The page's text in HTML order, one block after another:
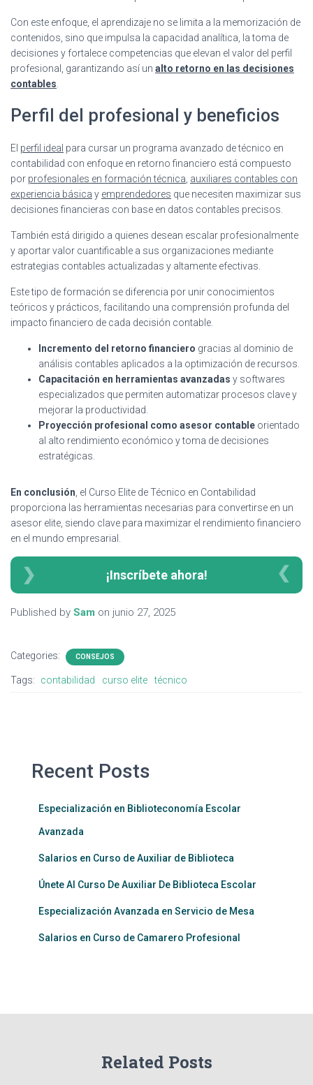
Con este enfoque, el aprendizaje no se limita a la memorización de
contenidos, sino que impulsa la capacidad analítica, la toma de
decisiones y fortalece competencias que elevan el valor del perfil
profesional, garantizando así un alto retorno en las decisiones
contables
Perfil del profesional y beneficios
El perfil ideal para cursar un programa avanzado de técnico en
contabilidad con enfoque en retorno financiero está compuesto
por profesionales en formación técnica auxiliares contables con
experiencia básica y emprendedores que necesiten maximizar sus
decisiones financieras con base en datos contables precisos.
También está dirigido a quienes desean escalar profesionalmente
y aportar valor cuantificable a sus organizaciones mediante
estrategias contables actualizadas y altamente efectivas.
Este tipo de formación se diferencia por unir conocimientos
teóricos y prácticos, facilitando una comprensión profunda del
impacto financiero de cada decisión contable.
Incremento del retorno financiero gracias al dominio de
análisis contables aplicados a la optimización de recursos.
Capacitación en herramientas avanzadas y softwares
especializados que permiten automatizar procesos clave y
mejorar la productividad.
Proyección profesional como asesor contable orientado
al alto rendimiento económico y toma de decisiones
estratégicas.
En conclusión , el Curso Elite de Técnico en Contabilidad
proporciona las herramientas necesarias para convertirse en un
asesor elite, siendo clave para maximizar el rendimiento financiero
en el mundo empresarial.
¡Inscríbete ahora!
Published by Sam on junio 27, 2025
Categories: CONSEJOS
Tags: contabilidad curso elite técnico
Recent Posts
Especialización en Biblioteconomía Escolar
Avanzada
Salarios en Curso de Auxiliar de Biblioteca
Únete Al Curso De Auxiliar De Biblioteca Escolar
Especialización Avanzada en Servicio de Mesa
Salarios en Curso de Camarero Profesional
Related Posts